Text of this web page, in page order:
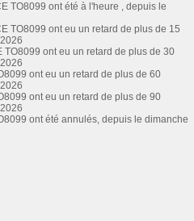
TO8099 ont été à l'heure , depuis le
TO8099 ont eu un retard de plus de 15
TO8099 ont eu un retard de plus de 30
ont eu un retard de plus de 60
ont eu un retard de plus de 90
ont été annulés, depuis le dimanche